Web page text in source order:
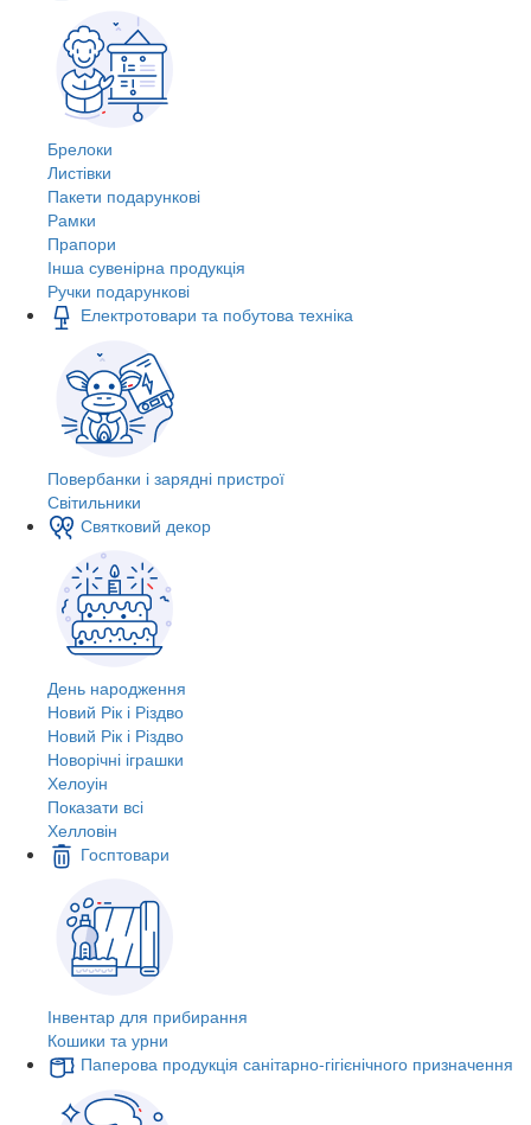
Брелоки
Листівки
Пакети подарункові
Рамки
Прапори
Інша сувенірна продукція
Ручки подарункові
Електротовари та побутова техніка
Повербанки і зарядні пристрої
Світильники
Святковий декор
День народження
Новий Рік і Різдво
Новий Рік і Різдво
Новорічні іграшки
Хелоуін
Показати всі
Хелловін
Госптовари
Інвентар для прибирання
Кошики та урни
Паперова продукція санітарно-гігієнічного призначення